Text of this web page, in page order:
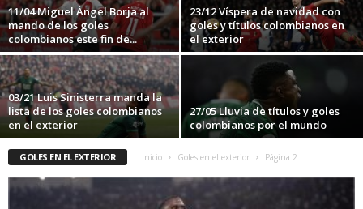
11/04 Miguel Ángel Borja al
mando de los goles
colombianos este fin de...
23/12 Víspera de navidad con
goles y títulos colombianos en
el exterior
03/21 Luis Sinisterra manda la
lista de los goles colombianos
en el exterior
27/05 Lluvia de títulos y goles
colombianos por el mundo
GOLES EN EL EXTERIOR Inicio Goles en el exterior Página 2